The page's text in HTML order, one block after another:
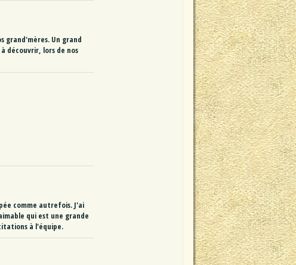
grand'mères. Un grand
découvrir, lors de nos
comme autrefois. J'ai
qui est une grande
à l'équipe.